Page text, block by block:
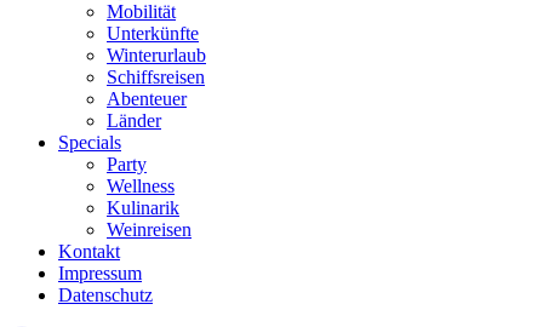
Mobilität
Unterkünfte
Winterurlaub
Schiffsreisen
Abenteuer
Länder
Specials
Party
Wellness
Kulinarik
Weinreisen
Kontakt
Impressum
Datenschutz